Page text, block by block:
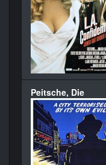
Peitsche, Die